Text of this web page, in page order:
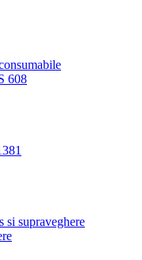
608
si supraveghere